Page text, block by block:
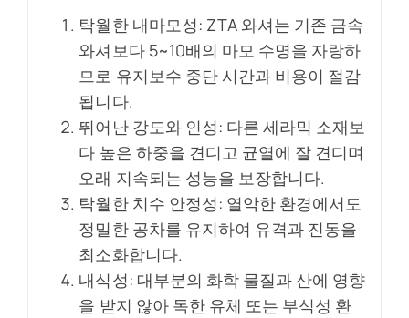
탁월한 내마모성: ZTA 와셔는 기존 금속
와셔보다 5~10배의 마모 수명을 자랑하
므로 유지보수 중단 시간과 비용이 절감
됩니다.
뛰어난 강도와 인성: 다른 세라믹 소재보
다 높은 하중을 견디고 균열에 잘 견디며
오래 지속되는 성능을 보장합니다.
탁월한 치수 안정성: 열악한 환경에서도
정밀한 공차를 유지하여 유격과 진동을
최소화합니다.
내식성: 대부분의 화학 물질과 산에 영향
을 받지 않아 독한 유체 또는 부식성 환